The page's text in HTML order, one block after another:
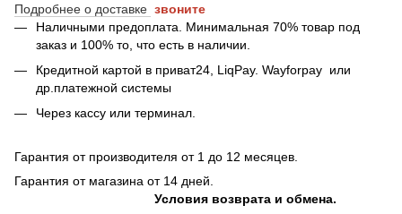
Подробнее о доставке звоните
Наличными предоплата. Минимальная 70% товар под
заказ и 100% то, что есть в наличии.
Кредитной картой в приват24, LiqPay. Wayforpay или
др.платежной системы
Через кассу или терминал.
Гарантия от производителя от 1 до 12 месяцев.
Гарантия от магазина от 14 дней.
Условия возврата и обмена.